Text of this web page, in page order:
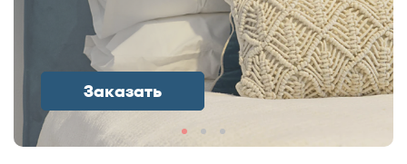
Заказать